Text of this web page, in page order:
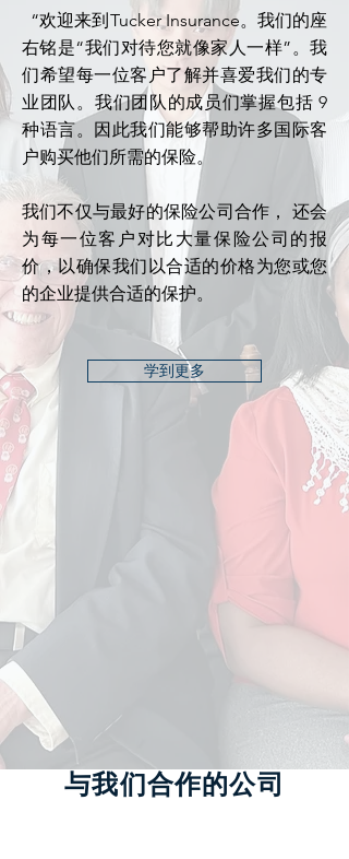
“欢迎来到Tucker Insurance。我们的座
右铭是“我们对待您就像家人一样”。我
们希望每一位客户了解并喜爱我们的专
业团队。我们团队的成员们掌握包括 9
种语言。因此我们能够帮助许多国际客
户购买他们所需的保险。
我们不仅与最好的保险公司合作， 还会
为每一位客户对比大量保险公司的报
价，以确保我们以合适的价格为您或您
的企业提供合适的保护。
学到更多
与我们合作的公司